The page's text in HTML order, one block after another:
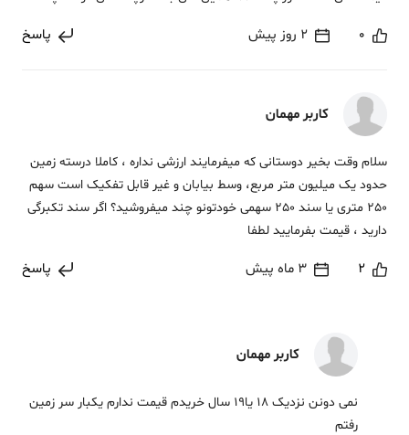
0 2 روز پیش پاسخ
کاربر مهمان
سلام وقت بخیر دوستانی که میفرمایند ارزشی نداره ، کاملا درسته زمین
حدود یک میلیون متر مربع، وسط بیابان و غیر قابل تفکیک است سهم
250 متری یا سند 250 سهمی خودتونو چند میفروشید؟ اگر سند تکبرگی
دارید ، قیمت بفرمایید لطفا
2 3 ماه پیش پاسخ
کاربر مهمان
نمی دونن نزدیک 18 یا19 سال خریدم قیمت ندارم یکبار سر زمین
رفتم